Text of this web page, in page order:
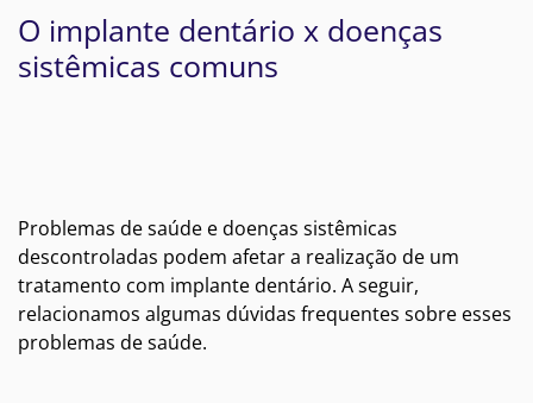
O implante dentário x doenças
sistêmicas comuns
Problemas de saúde e doenças sistêmicas
descontroladas podem afetar a realização de um
tratamento com implante dentário. A seguir,
relacionamos algumas dúvidas frequentes sobre esses
problemas de saúde.